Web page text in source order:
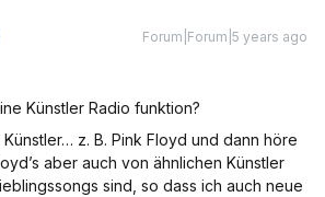
Forum|Forum|5 years ago
Künstler Radio funktion?
z. B. Pink Floyd und dann höre
aber auch von ähnlichen Künstler
sind, so dass ich auch neue